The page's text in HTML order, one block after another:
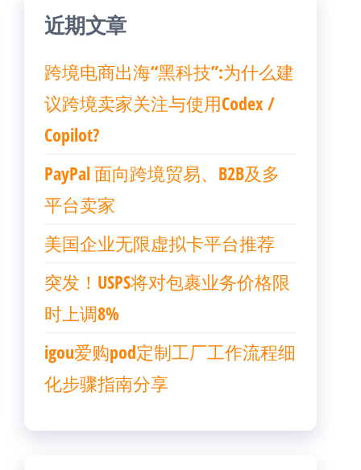
近期文章
跨境电商出海“黑科技”:为什么建
议跨境卖家关注与使用Codex /
Copilot?
PayPal 面向跨境贸易、B2B及多
平台卖家
美国企业无限虚拟卡平台推荐
突发！USPS将对包裹业务价格限
时上调8%
igou爱购pod定制工厂工作流程细
化步骤指南分享